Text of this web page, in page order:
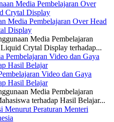
Media Pembelajaran Over Head
Display
Media Pembelajaran
Crytal Display terhadap...
Video dan Gaya
Hasil Belajar
Media Pembelajaran
terhadap Hasil Belajar...